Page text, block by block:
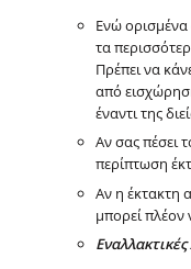
Ενώ ορισμένα
τα
Πρέπει να
από
έναντι της
Αν σας πέσει
περίπτωση
Αν η έκτακτη
μπορεί πλέον
Εναλλακτικές